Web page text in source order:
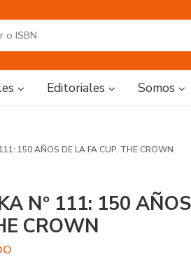
Editoriales Somos
150 AÑOS DE LA FA CUP. THE CROWN
Nº 111: 150
CROWN